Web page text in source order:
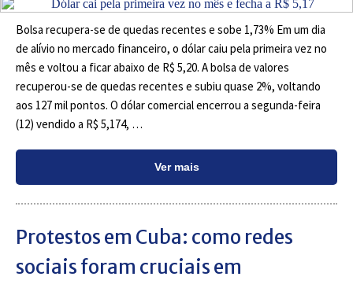
Bolsa recupera-se de quedas recentes e sobe 1,73% Em um dia
de alívio no mercado financeiro, o dólar caiu pela primeira vez no
mês e voltou a ficar abaixo de R$ 5,20. A bolsa de valores
recuperou-se de quedas recentes e subiu quase 2%, voltando
aos 127 mil pontos. O dólar comercial encerrou a segunda-feira
(12) vendido a R$ 5,174, …
Ver mais
Protestos em Cuba: como redes
sociais foram cruciais em